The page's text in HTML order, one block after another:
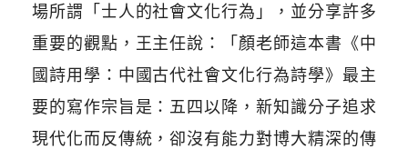
場所謂「士人的社會文化行為」，並分享許多
重要的觀點，王主任說：「顏老師這本書《中
國詩用學：中國古代社會文化行為詩學》最主
要的寫作宗旨是：五四以降，新知識分子追求
現代化而反傳統，卻沒有能力對博大精深的傳